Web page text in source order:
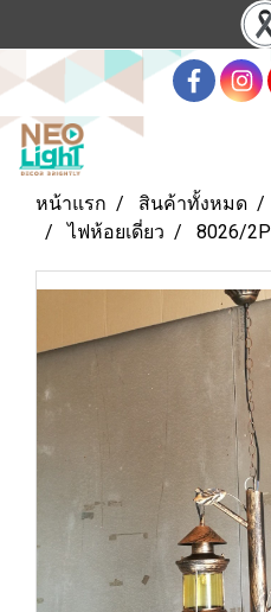
หน้าแรก สินค้าทั้งหมด
ไฟห้อยเดี่ยว
8026/2P